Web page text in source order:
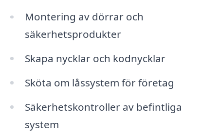
Montering av dörrar och
säkerhetsprodukter
Skapa nycklar och kodnycklar
Sköta om låssystem för företag
Säkerhetskontroller av befintliga
system